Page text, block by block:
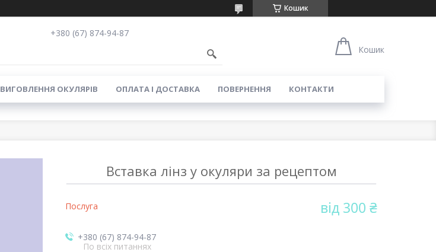
Кошик
+380 (67) 874-94-87
Кошик
ВИГОВЛЕННЯ ОКУЛЯРІВ ОПЛАТА І ДОСТАВКА ПОВЕРНЕННЯ КОНТАКТИ
Вставка лінз у окуляри за рецептом
Послуга від 300 ₴
+380 (67) 874-94-87
По всіх питаннях